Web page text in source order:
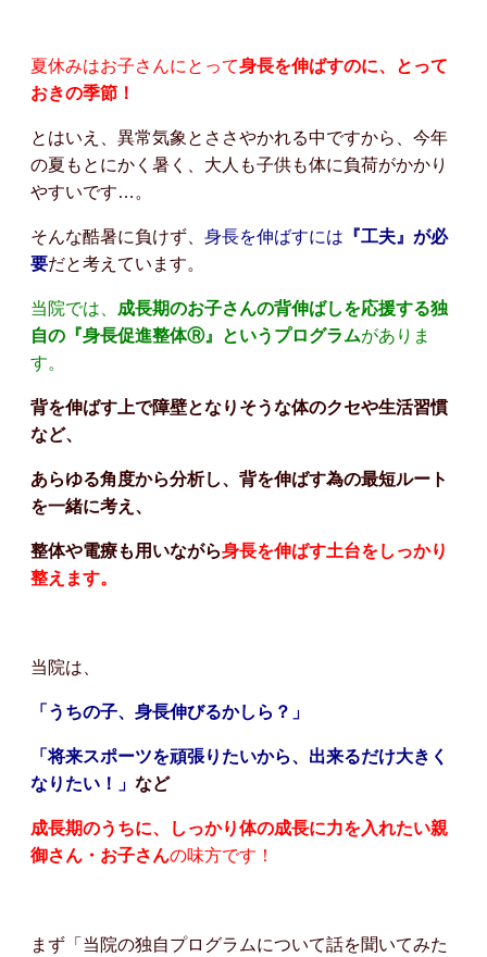
夏休みはお子さんにとって身長を伸ばすのに、とって
おきの季節！
とはいえ、異常気象とささやかれる中ですから、今年
の夏もとにかく暑く、大人も子供も体に負荷がかかり
やすいです…。
そんな酷暑に負けず、 身長を伸ばすには 『工夫』が必
要だと考えています。
当院では、 成長期のお子さんの背伸ばしを応援する独
自の『身長促進整体Ⓡ』というプログラムがありま
す。
背を伸ばす上で障壁となりそうな体のクセや生活習慣
など、
あらゆる角度から分析し、背を伸ばす為の最短ルート
を一緒に考え、
整体や電療も用いながら身長を伸ばす土台をしっかり
整えます。
当院は、
「うちの子、身長伸びるかしら？」
「将来スポーツを頑張りたいから、出来るだけ大きく
なりたい！」 など
成長期のうちに、しっかり体の成長に力を入れたい親
御さん・お子さんの味方です！
まず「当院の独自プログラムについて話を聞いてみた